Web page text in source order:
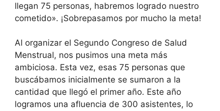
llegan 75 personas, habremos logrado nuestro
cometido». ¡Sobrepasamos por mucho la meta!
Al organizar el Segundo Congreso de Salud
Menstrual, nos pusimos una meta más
ambiciosa. Esta vez, esas 75 personas que
buscábamos inicialmente se sumaron a la
cantidad que llegó el primer año. Este año
logramos una afluencia de 300 asistentes, lo